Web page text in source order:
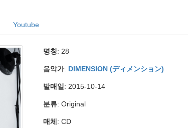
Youtube
명칭: 28
음악가: DIMENSION (ディメンション)
발매일 : 2015-10-14
분류: Original
매체 : CD